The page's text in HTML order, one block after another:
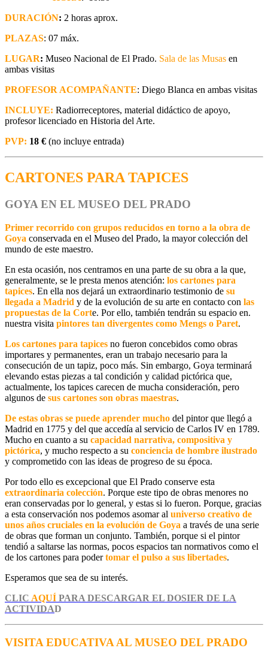
DURACIÓN: 2 horas aprox.
PLAZAS: 07 máx.
LUGAR: Museo Nacional de El Prado. Sala de las Musas en
ambas visitas
PROFESOR ACOMPAÑANTE: Diego Blanca en ambas visitas
INCLUYE: Radiorreceptores, material didáctico de apoyo,
profesor licenciado en Historia del Arte.
PVP: 18 € (no incluye entrada)
CARTONES PARA TAPICES
GOYA EN EL MUSEO DEL PRADO
Primer recorrido con grupos reducidos en torno a la obra de
Goya conservada en el Museo del Prado, la mayor colección del
mundo de este maestro.
En esta ocasión, nos centramos en una parte de su obra a la que,
generalmente, se le presta menos atención: los cartones para
tapices. En ella nos dejará un extraordinario testimonio de su
llegada a Madrid y de la evolución de su arte en contacto con las
propuestas de la Corte. Por ello, también tendrán su espacio en.
nuestra visita pintores tan divergentes como Mengs o Paret.
Los cartones para tapices no fueron concebidos como obras
importares y permanentes, eran un trabajo necesario para la
consecución de un tapiz, poco más. Sin embargo, Goya terminará
elevando estas piezas a tal condición y calidad pictórica que,
actualmente, los tapices carecen de mucha consideración, pero
algunos de sus cartones son obras maestras.
De estas obras se puede aprender mucho del pintor que llegó a
Madrid en 1775 y del que accedía al servicio de Carlos IV en 1789.
Mucho en cuanto a su capacidad narrativa, compositiva y
pictórica, y mucho respecto a su conciencia de hombre ilustrado
y comprometido con las ideas de progreso de su época.
Por todo ello es excepcional que El Prado conserve esta
extraordinaria colección. Porque este tipo de obras menores no
eran conservadas por lo general, y estas si lo fueron. Porque, gracias
a esta conservación nos podemos asomar al universo creativo de
unos años cruciales en la evolución de Goya a través de una serie
de obras que forman un conjunto. También, porque si el pintor
tendió a saltarse las normas, pocos espacios tan normativos como el
de los cartones para podertomar el pulso a sus libertades.
Esperamos que sea de su interés.
CLIC AQUÍ PARA DESCARGAR EL DOSIER DE LA
ACTIVIDAD
VISITA EDUCATIVA AL MUSEO DEL PRADO